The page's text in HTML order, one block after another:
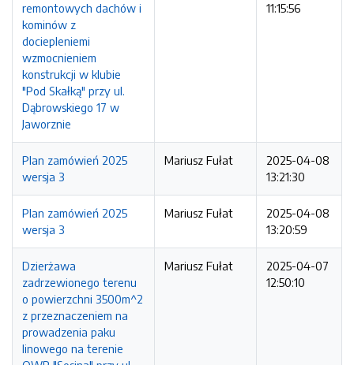
remontowych dachów i
kominów z
dociepleniemi
wzmocnieniem
konstrukcji w klubie
"Pod Skałką" przy ul.
Dąbrowskiego 17 w
Jaworznie
11:15:56
Plan zamówień 2025
wersja 3
Mariusz Fułat
2025-04-08
13:21:30
Plan zamówień 2025
wersja 3
Mariusz Fułat
2025-04-08
13:20:59
Dzierżawa
zadrzewionego terenu
o powierzchni 3500m^2
z przeznaczeniem na
prowadzenia paku
linowego na terenie
Mariusz Fułat
2025-04-07
12:50:10